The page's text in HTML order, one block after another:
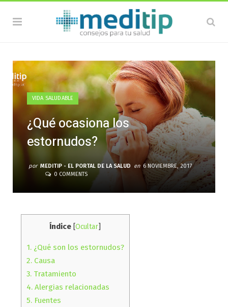
VIDA SALUDABLE
¿Qué ocasiona los
estornudos?
por MEDITIP - EL PORTAL DE LA SALUD en 6 NOVIEMBRE, 2017
0 COMMENTS
Índice [Ocultar]
1.¿Qué son los estornudos?
2.Causa
3.Tratamiento
4.Alergias relacionadas
5.Fuentes